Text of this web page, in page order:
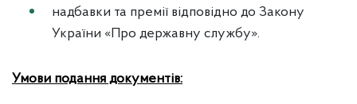
надбавки та премії відповідно до Закону
України «Про державну службу».
Умови подання документів: